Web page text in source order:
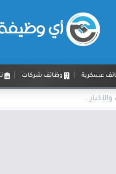
عسكرية وظائف شركات